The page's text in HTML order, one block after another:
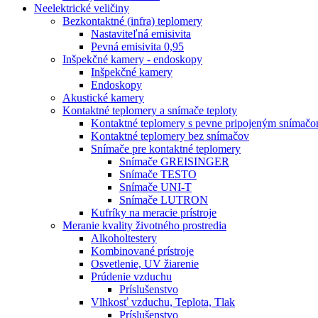
Neelektrické veličiny
Bezkontaktné (infra) teplomery
Nastaviteľná emisivita
Pevná emisivita 0,95
Inšpekčné kamery - endoskopy
Inšpekčné kamery
Endoskopy
Akustické kamery
Kontaktné teplomery a snímače teploty
Kontaktné teplomery s pevne pripojeným
Kontaktné teplomery bez snímačov
Snímače pre kontaktné teplomery
Snímače GREISINGER
Snímače TESTO
Snímače UNI-T
Snímače LUTRON
Kufríky na meracie prístroje
Meranie kvality životného prostredia
Alkoholtestery
Kombinované prístroje
Osvetlenie, UV žiarenie
Prúdenie vzduchu
Príslušenstvo
Vlhkosť vzduchu, Teplota, Tlak
Príslušenstvo